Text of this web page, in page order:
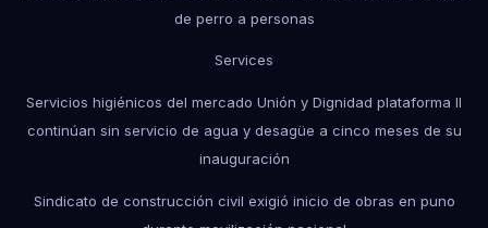
de perro a personas
Services
Servicios higiénicos del mercado Unión y Dignidad plataforma II
continúan sin servicio de agua y desagüe a cinco meses de su
inauguración
Sindicato de construcción civil exigió inicio de obras en puno